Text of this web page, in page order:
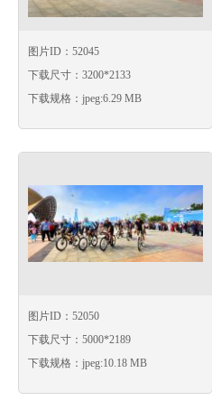
图片ID：52045
下载尺寸：3200*2133
下载规格：jpeg:6.29 MB
图片ID：52050
下载尺寸：5000*2189
下载规格：jpeg:10.18 MB